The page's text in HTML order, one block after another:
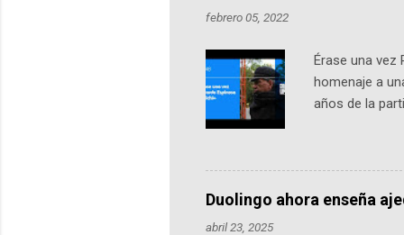
febrero 05, 2022
Érase una vez
homenaje a
años de la
podcast, de
nuestro
Notas del
pueden
Duolingo ahora enseña
abril 23, 2025